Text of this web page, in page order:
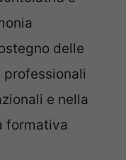
delle
e nella
formativa